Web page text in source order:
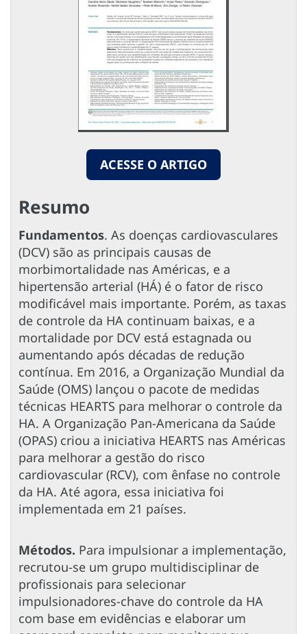
ACESSE O ARTIGO
Resumo
Fundamentos. As doenças cardiovasculares
(DCV) são as principais causas de
morbimortalidade nas Américas, e a
hipertensão arterial (HÁ) é o fator de risco
modificável mais importante. Porém, as taxas
de controle da HA continuam baixas, e a
mortalidade por DCV está estagnada ou
aumentando após décadas de redução
contínua. Em 2016, a Organização Mundial da
Saúde (OMS) lançou o pacote de medidas
técnicas HEARTS para melhorar o controle da
HA. A Organização Pan-Americana da Saúde
(OPAS) criou a iniciativa HEARTS nas Américas
para melhorar a gestão do risco
cardiovascular (RCV), com ênfase no controle
da HA. Até agora, essa iniciativa foi
implementada em 21 países.
Métodos. Para impulsionar a implementação,
recrutou-se um grupo multidisciplinar de
profissionais para selecionar
impulsionadores-chave do controle da HA
com base em evidências e elaborar um